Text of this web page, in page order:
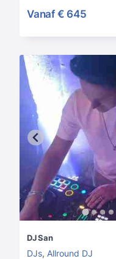
Vanaf € 645
DJ San
DJs, Allround DJ